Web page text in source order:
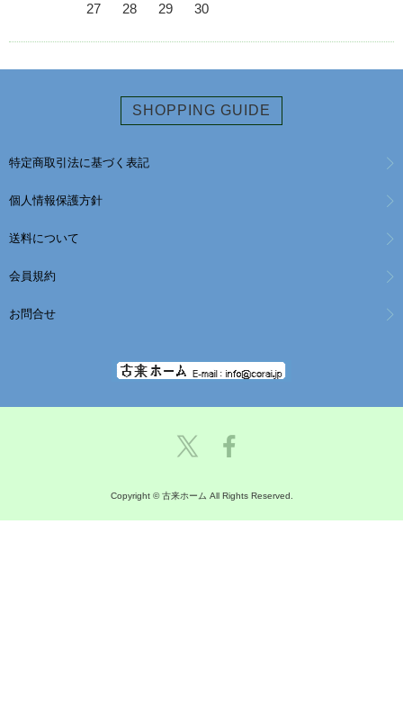
27 28 29 30
SHOPPING GUIDE
特定商取引法に基づく表記
個人情報保護方針
送料について
会員規約
お問合せ
Copyright © 古来ホーム All Rights Reserved.